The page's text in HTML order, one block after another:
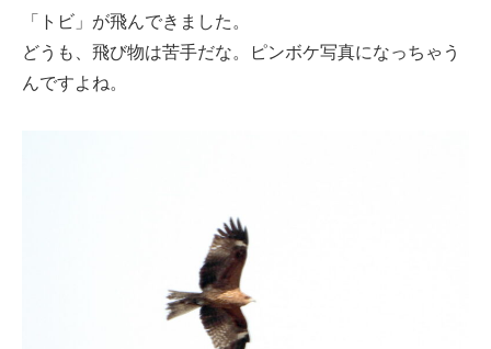
「トビ」が飛んできました。
どうも、飛び物は苦手だな。ピンボケ写真になっちゃう
んですよね。